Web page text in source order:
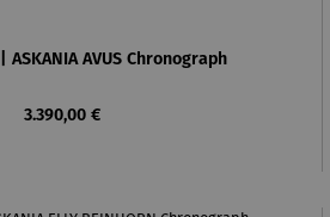
AVUS Chronograph
Regulärer Preis:
3.390,00 €